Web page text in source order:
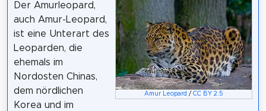
Amur Leopard /CC BY 2.5
Der Amurleopard,
auch Amur-Leopard,
ist eine Unterart des
Leoparden, die
ehemals im
Nordosten Chinas,
dem nördlichen
Korea und im